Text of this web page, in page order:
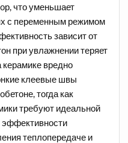
что уменьшает
с переменным режимом
зависит от
при увлажнении теряет
керамике вредно
клеевые швы
тогда как
требуют идеальной
эффективности
теплопередаче и